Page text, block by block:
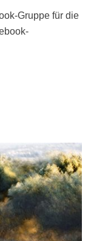
Gruppe für die